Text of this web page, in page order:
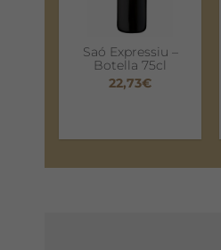
Saó Expressiu –
Botella 75cl
22,73€